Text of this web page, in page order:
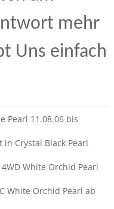
mehr
Uns einfach
Pearl 11.08.06 bis
in Crystal Black Pearl
4WD White Orchid Pearl
White Orchid Pearl ab